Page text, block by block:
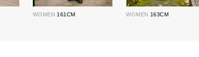
WOMEN 161CM WOMEN 163CM